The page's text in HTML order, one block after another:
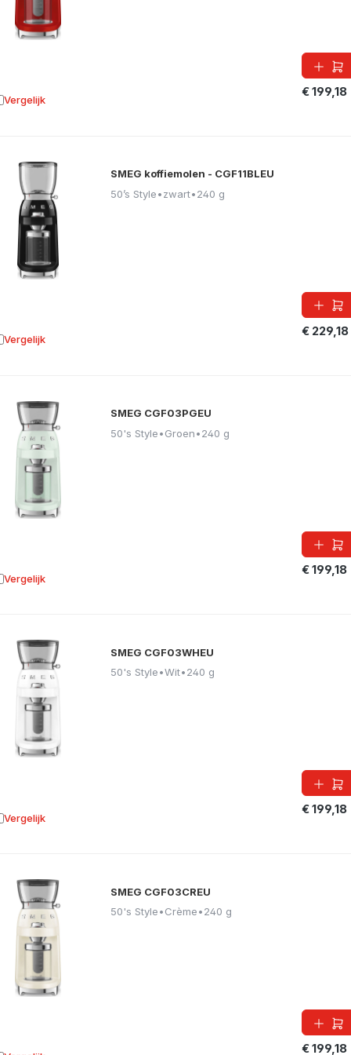
€ 199,18
Vergelijk aan vergelijking
SMEG koffiemolen - CGF11BLEU
50’s Style•zwart•240 g
€ 229,18
Vergelijk aan vergelijking
SMEG CGF03PGEU
50's Style•Groen•240 g
€ 199,18
Vergelijk aan vergelijking
SMEG CGF03WHEU
50's Style•Wit•240 g
€ 199,18
Vergelijk aan vergelijking
SMEG CGF03CREU
50's Style•Crème•240 g
€ 199,18